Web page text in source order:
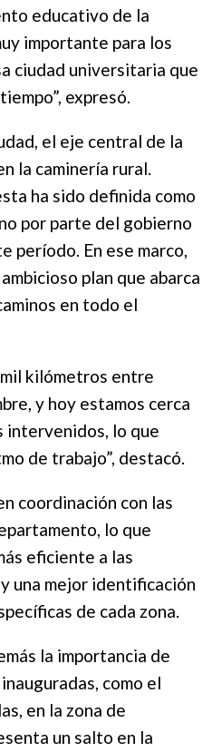
educativo de la
importante para los
ciudad universitaria que
expresó.
el eje central de la
la caminería rural.
ha sido definida como
por parte del gobierno
período. En ese marco,
plan que abarca
en todo el
kilómetros entre
y hoy estamos cerca
intervenidos, lo que
de trabajo”, destacó.
coordinación con las
lo que
eficiente a las
una mejor identificación
de cada zona.
la importancia de
como el
en la zona de
un salto en la